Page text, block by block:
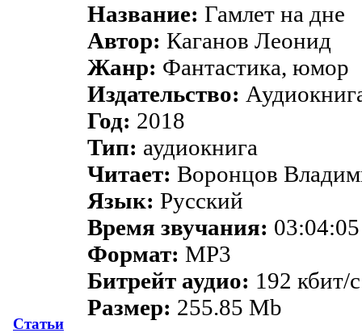
Статьи
Название: Гамлет на дне
Автор: Каганов Леонид
Жанр: Фантастика, юмор
Издательство:
Год: 2018
Тип: аудиокнига
Читает: Воронцов
Язык: Русский
Время звучания: 03:04:05
Формат: MP3
Битрейт аудио: 192 кбит/c
Размер: 255.85 Mb